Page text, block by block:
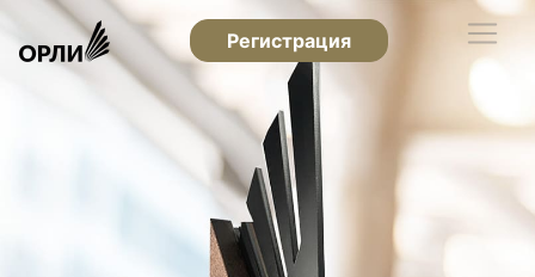
Регистрация